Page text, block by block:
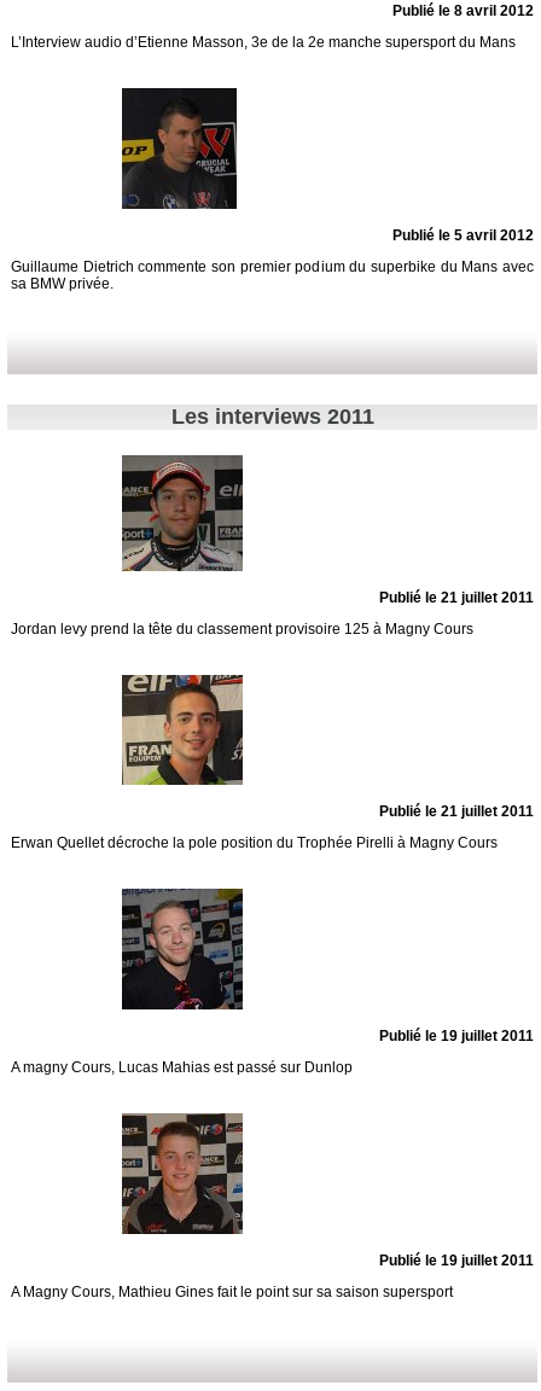
Publié le 8 avril 2012
L’Interview audio d’Etienne Masson, 3e de la 2e manche supersport du Mans
Publié le 5 avril 2012
Guillaume Dietrich commente son premier podium du superbike du Mans avec
sa BMW privée.
Les interviews 2011
Publié le 21 juillet 2011
Jordan levy prend la tête du classement provisoire 125 à Magny Cours
Publié le 21 juillet 2011
Erwan Quellet décroche la pole position du Trophée Pirelli à Magny Cours
Publié le 19 juillet 2011
A magny Cours, Lucas Mahias est passé sur Dunlop
Publié le 19 juillet 2011
A Magny Cours, Mathieu Gines fait le point sur sa saison supersport